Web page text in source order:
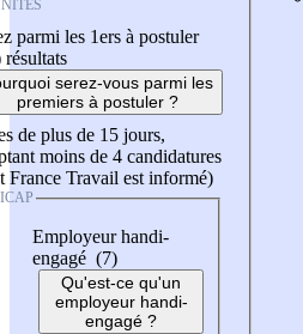
parmi les 1ers à postuler
résultats
serez-vous parmi les
premiers à postuler ?
de plus de 15 jours,
moins de 4 candidatures
France Travail est informé)
Employeur handi-
engagé (7)
Qu'est-ce qu'un
employeur handi-
engagé ?